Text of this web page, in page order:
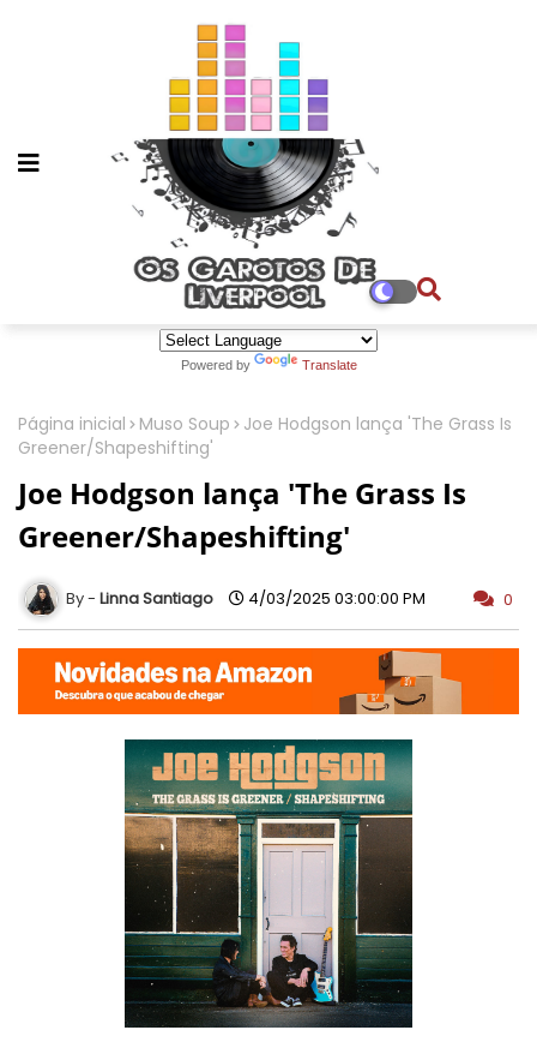
Powered by Translate
Página inicial Muso Soup
Joe Hodgson lança 'The Grass Is
Greener/Shapeshifting'
Joe Hodgson lança 'The Grass Is
Greener/Shapeshifting'
Linna Santiago 4/03/2025 03:00:00 PM 0